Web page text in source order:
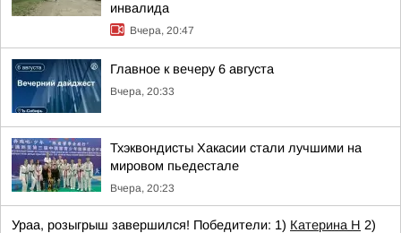
инвалида
Вчера, 20:47
Главное к вечеру 6 августа
Вчера, 20:33
Тхэквондисты Хакасии стали лучшими на
мировом пьедестале
Вчера, 20:23
Ураа, розыгрыш завершился! Победители: 1) Катерина Н 2)